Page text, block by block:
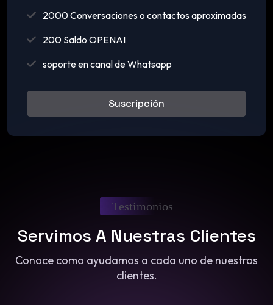
2000 Conversaciones o contactos aproximadas
200 Saldo OPENAI
soporte en canal de Whatsapp
Suscripción
Testimonios
Servimos A Nuestras Clientes
Conoce como ayudamos a cada uno de nuestros
clientes.